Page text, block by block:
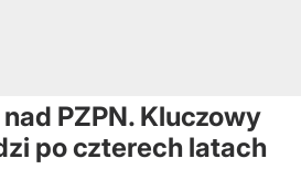
PZPN. Kluczowy
po czterech latach